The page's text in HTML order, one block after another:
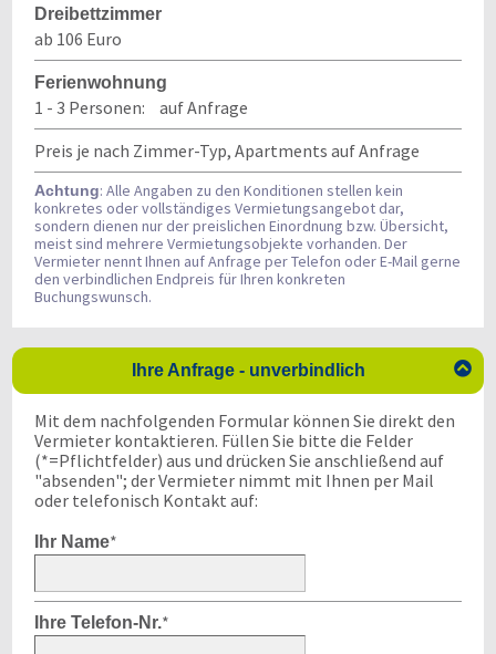
Dreibettzimmer
ab 106 Euro
Ferienwohnung
1 - 3 Personen:
auf Anfrage
Preis je nach Zimmer-Typ, Apartments auf Anfrage
Achtung: Alle Angaben zu den Konditionen stellen kein
konkretes oder vollständiges Vermietungsangebot dar,
sondern dienen nur der preislichen Einordnung bzw. Übersicht,
meist sind mehrere Vermietungsobjekte vorhanden. Der
Vermieter nennt Ihnen auf Anfrage per Telefon oder E-Mail gerne
den verbindlichen Endpreis für Ihren konkreten
Buchungswunsch.
Ihre Anfrage - unverbindlich 
Mit dem nachfolgenden Formular können Sie direkt den
Vermieter kontaktieren. Füllen Sie bitte die Felder
(*=Pflichtfelder) aus und drücken Sie anschließend auf
"absenden"; der Vermieter nimmt mit Ihnen per Mail
oder telefonisch Kontakt auf:
Ihr Name*
Ihre Telefon-Nr.*